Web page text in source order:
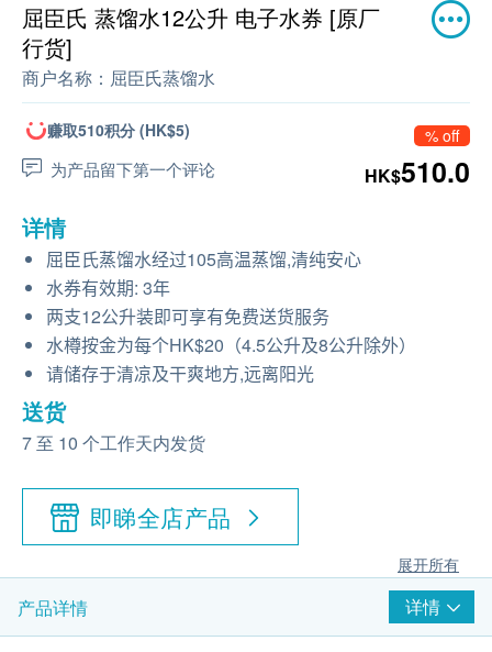
屈臣氏 蒸馏水12公升 电子水券 [原厂
行货]
商户名称： 屈臣氏蒸馏水
赚取510积分 (HK$5)
为产品留下第一个评论
% off
HK$510.0
详情
屈臣氏蒸馏水经过105高温蒸馏,清纯安心
水券有效期: 3年
两支12公升装即可享有免费送货服务
水樽按金为每个HK$20（4.5公升及8公升除外）
请储存于清凉及干爽地方,远离阳光
送货
7 至 10 个工作天内发货
即睇全店产品
展开所有
产品详情 详情